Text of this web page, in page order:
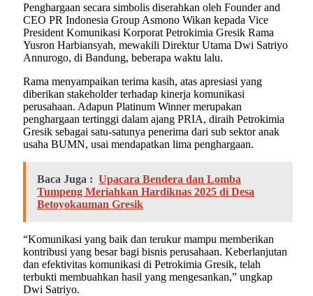
Penghargaan secara simbolis diserahkan oleh Founder and
CEO PR Indonesia Group Asmono Wikan kepada Vice
President Komunikasi Korporat Petrokimia Gresik Rama
Yusron Harbiansyah, mewakili Direktur Utama Dwi Satriyo
Annurogo, di Bandung, beberapa waktu lalu.
Rama menyampaikan terima kasih, atas apresiasi yang
diberikan stakeholder terhadap kinerja komunikasi
perusahaan. Adapun Platinum Winner merupakan
penghargaan tertinggi dalam ajang PRIA, diraih Petrokimia
Gresik sebagai satu-satunya penerima dari sub sektor anak
usaha BUMN, usai mendapatkan lima penghargaan.
Baca Juga : Upacara Bendera dan Lomba
Tumpeng Meriahkan Hardiknas 2025 di Desa
Betoyokauman Gresik
“Komunikasi yang baik dan terukur mampu memberikan
kontribusi yang besar bagi bisnis perusahaan. Keberlanjutan
dan efektivitas komunikasi di Petrokimia Gresik, telah
terbukti membuahkan hasil yang mengesankan,” ungkap
Dwi Satriyo.